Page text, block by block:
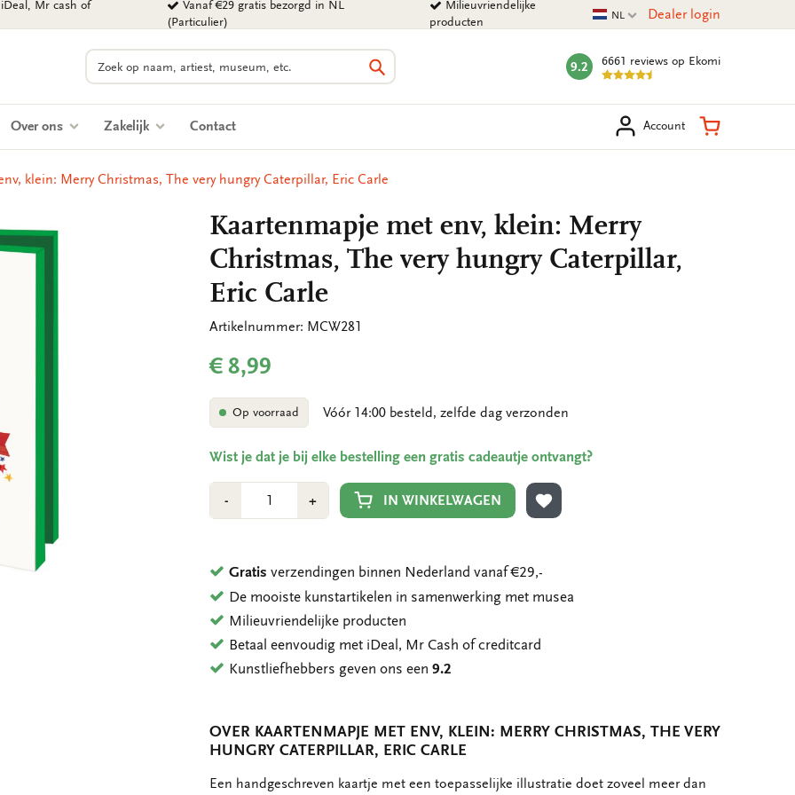
Mr cash of
Vanaf €29 gratis bezorgd in NL
(Particulier)
Milieuvriendelijke
producten
Huidige taal
NL Dealer login
Zoeken
Zoeken
mark:
9.2 6661 reviews op Ekomi
Over ons Zakelijk Contact Account Winkelmand
klein: Merry Christmas, The very hungry Caterpillar, Eric Carle
Kaartenmapje met env, klein: Merry
Christmas, The very hungry Caterpillar,
Eric Carle
Artikelnummer: MCW281
€ 8,99
Op voorraad Vóór 14:00 besteld, zelfde dag verzonden
Wist je dat je bij elke bestelling een gratis cadeautje ontvangt?
-Min
1
+Plus
1
IN WINKELWAGEN
TOEVOEGEN AAN VERLANGLIJST
Gratis verzendingen binnen Nederland vanaf €29,-
De mooiste kunstartikelen in samenwerking met musea
Milieuvriendelijke producten
Betaal eenvoudig met iDeal, Mr Cash of creditcard
Kunstliefhebbers geven ons een9.2
OVER KAARTENMAPJE MET ENV, KLEIN: MERRY CHRISTMAS, THE VERY
HUNGRY CATERPILLAR, ERIC CARLE
OMSCHRIJVING
Een handgeschreven kaartje met een toepasselijke illustratie doet zoveel meer dan